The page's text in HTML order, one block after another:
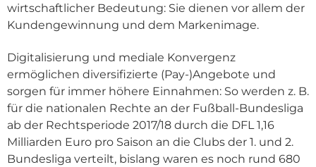
wirtschaftlicher Bedeutung: Sie dienen vor allem der
Kundengewinnung und dem Markenimage.
Digitalisierung und mediale Konvergenz
ermöglichen diversifizierte (Pay-)Angebote und
sorgen für immer höhere Einnahmen: So werden z. B.
für die nationalen Rechte an der Fußball-Bundesliga
ab der Rechtsperiode 2017/18 durch die DFL 1,16
Milliarden Euro pro Saison an die Clubs der 1. und 2.
Bundesliga verteilt, bislang waren es noch rund 680